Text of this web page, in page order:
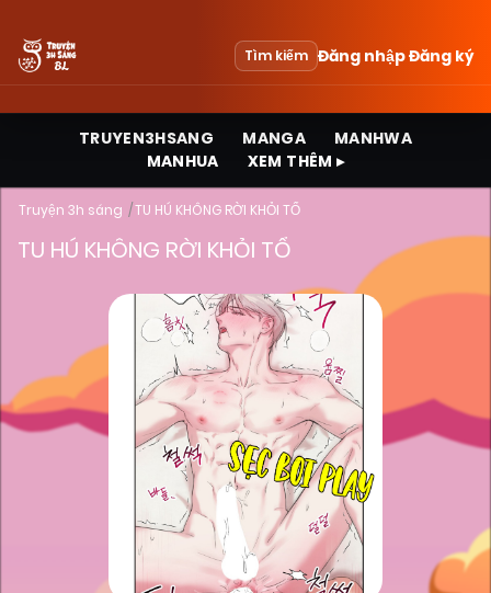
Tìm kiếm Đăng nhậpĐăng ký
TRUYEN3HSANG MANGA
MANHWA
MANHUA
XEM THÊM ▸
Truyện 3h sáng TU HÚ KHÔNG RỜI KHỎI TỔ
TU HÚ KHÔNG RỜI KHỎI TỔ